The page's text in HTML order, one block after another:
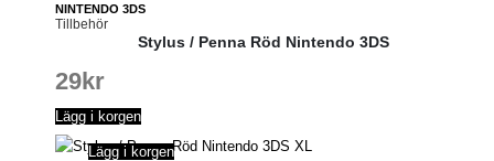
NINTENDO 3DS
Tillbehör
Stylus / Penna Röd Nintendo 3DS
29kr
Lägg i korgen
Lägg i korgen